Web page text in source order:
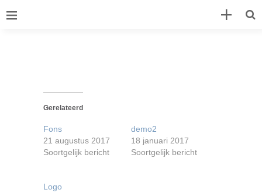
Gerelateerd
Fons
21 augustus 2017
Soortgelijk bericht
demo2
18 januari 2017
Soortgelijk bericht
Logo